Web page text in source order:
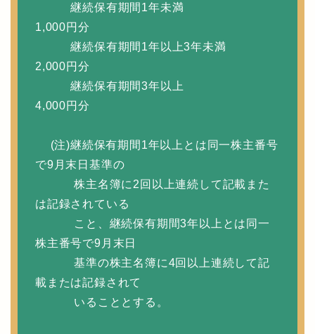
継続保有期間1年未満
1,000円分
継続保有期間1年以上3年未満
2,000円分
継続保有期間3年以上
4,000円分
(注)継続保有期間1年以上とは同一株主番号
で9月末日基準の
株主名簿に2回以上連続して記載また
は記録されている
こと、継続保有期間3年以上とは同一
株主番号で9月末日
基準の株主名簿に4回以上連続して記
載または記録されて
いることとする。